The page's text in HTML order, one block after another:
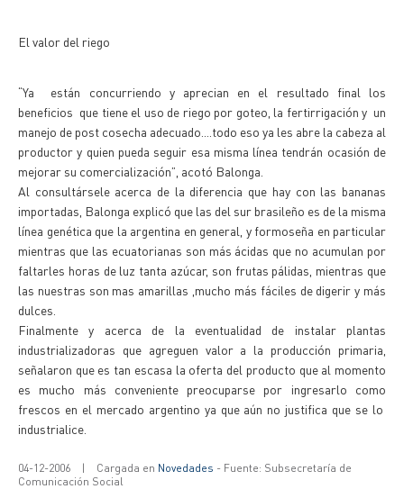
El valor del riego
“Ya están concurriendo y aprecian en el resultado final los
beneficios que tiene el uso de riego por goteo, la fertirrigación y un
manejo de post cosecha adecuado....todo eso ya les abre la cabeza al
productor y quien pueda seguir esa misma línea tendrán ocasión de
mejorar su comercialización”, acotó Balonga.
Al consultársele acerca de la diferencia que hay con las bananas
importadas, Balonga explicó que las del sur brasileño es de la misma
línea genética que la argentina en general, y formoseña en particular
mientras que las ecuatorianas son más ácidas que no acumulan por
faltarles horas de luz tanta azúcar, son frutas pálidas, mientras que
las nuestras son mas amarillas ,mucho más fáciles de digerir y más
dulces.
Finalmente y acerca de la eventualidad de instalar plantas
industrializadoras que agreguen valor a la producción primaria,
señalaron que es tan escasa la oferta del producto que al momento
es mucho más conveniente preocuparse por ingresarlo como
frescos en el mercado argentino ya que aún no justifica que se lo
industrialice.
04-12-2006 | Cargada en Novedades - Fuente: Subsecretaría de
Comunicación Social